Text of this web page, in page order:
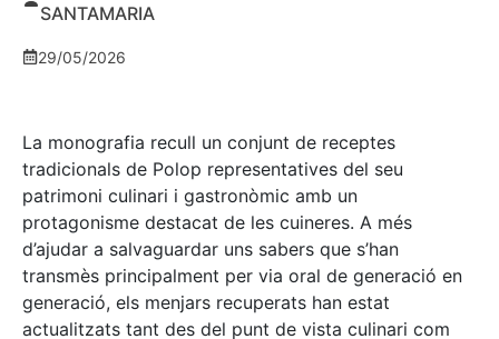
SANTAMARIA
29/05/2026
La monografia recull un conjunt de receptes
tradicionals de Polop representatives del seu
patrimoni culinari i gastronòmic amb un
protagonisme destacat de les cuineres. A més
d’ajudar a salvaguardar uns sabers que s’han
transmès principalment per via oral de generació en
generació, els menjars recuperats han estat
actualitzats tant des del punt de vista culinari com